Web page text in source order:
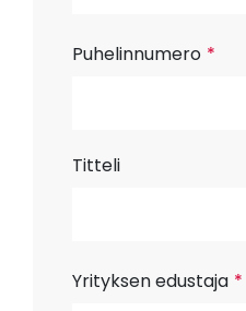
Puhelinnumero *
Titteli
Yrityksen edustaja *